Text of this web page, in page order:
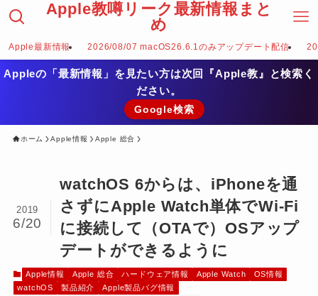
Apple教噂リーク最新情報まと
め
Apple最新情報 2026/08/07 macOS26.6.1のみアップデート配信
Appleの「最新情報」を見たい方は次回『Apple教』と検索く
ださい。
Google検索
ホーム Apple情報 Apple 総合
watchOS 6からは、iPhoneを通
さずにApple Watch単体でWi-Fi
に接続して（OTAで）OSアップ
デートができるように
2019
6/20
Apple情報 Apple 総合 ハードウェア情報 Apple Watch
OS情報
watchOS
製品紹介
Apple製品バグ情報